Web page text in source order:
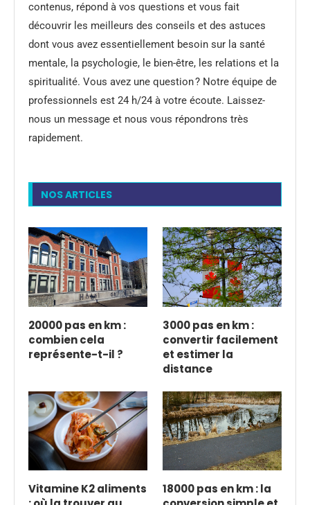
contenus, répond à vos questions et vous fait
découvrir les meilleurs des conseils et des astuces
dont vous avez essentiellement besoin sur la santé
mentale, la psychologie, le bien-être, les relations et la
spiritualité. Vous avez une question ? Notre équipe de
professionnels est 24 h/24 à votre écoute. Laissez-
nous un message et nous vous répondrons très
rapidement.
NOS ARTICLES
20000 pas en km :
combien cela
représente-t-il ?
3000 pas en km :
convertir facilement
et estimer la
distance
Vitamine K2 aliments
18000 pas en km : la